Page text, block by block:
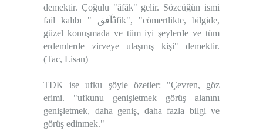
demektir. Çoğulu "âfâk" gelir. Sözcüğün ismi
fail kalıbı " آفقâfik", "cömertlikte, bilgide,
güzel konuşmada ve tüm iyi şeylerde ve tüm
erdemlerde zirveye ulaşmış kişi" demektir.
(Tac, Lisan)
TDK ise ufku şöyle özetler: "Çevren, göz
erimi. "ufkunu genişletmek görüş alanını
genişletmek, daha geniş, daha fazla bilgi ve
görüş edinmek."